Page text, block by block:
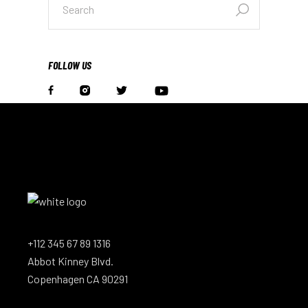
FOLLOW US
+112 345 67 89 1316
Abbot Kinney Blvd.
Copenhagen CA 90291